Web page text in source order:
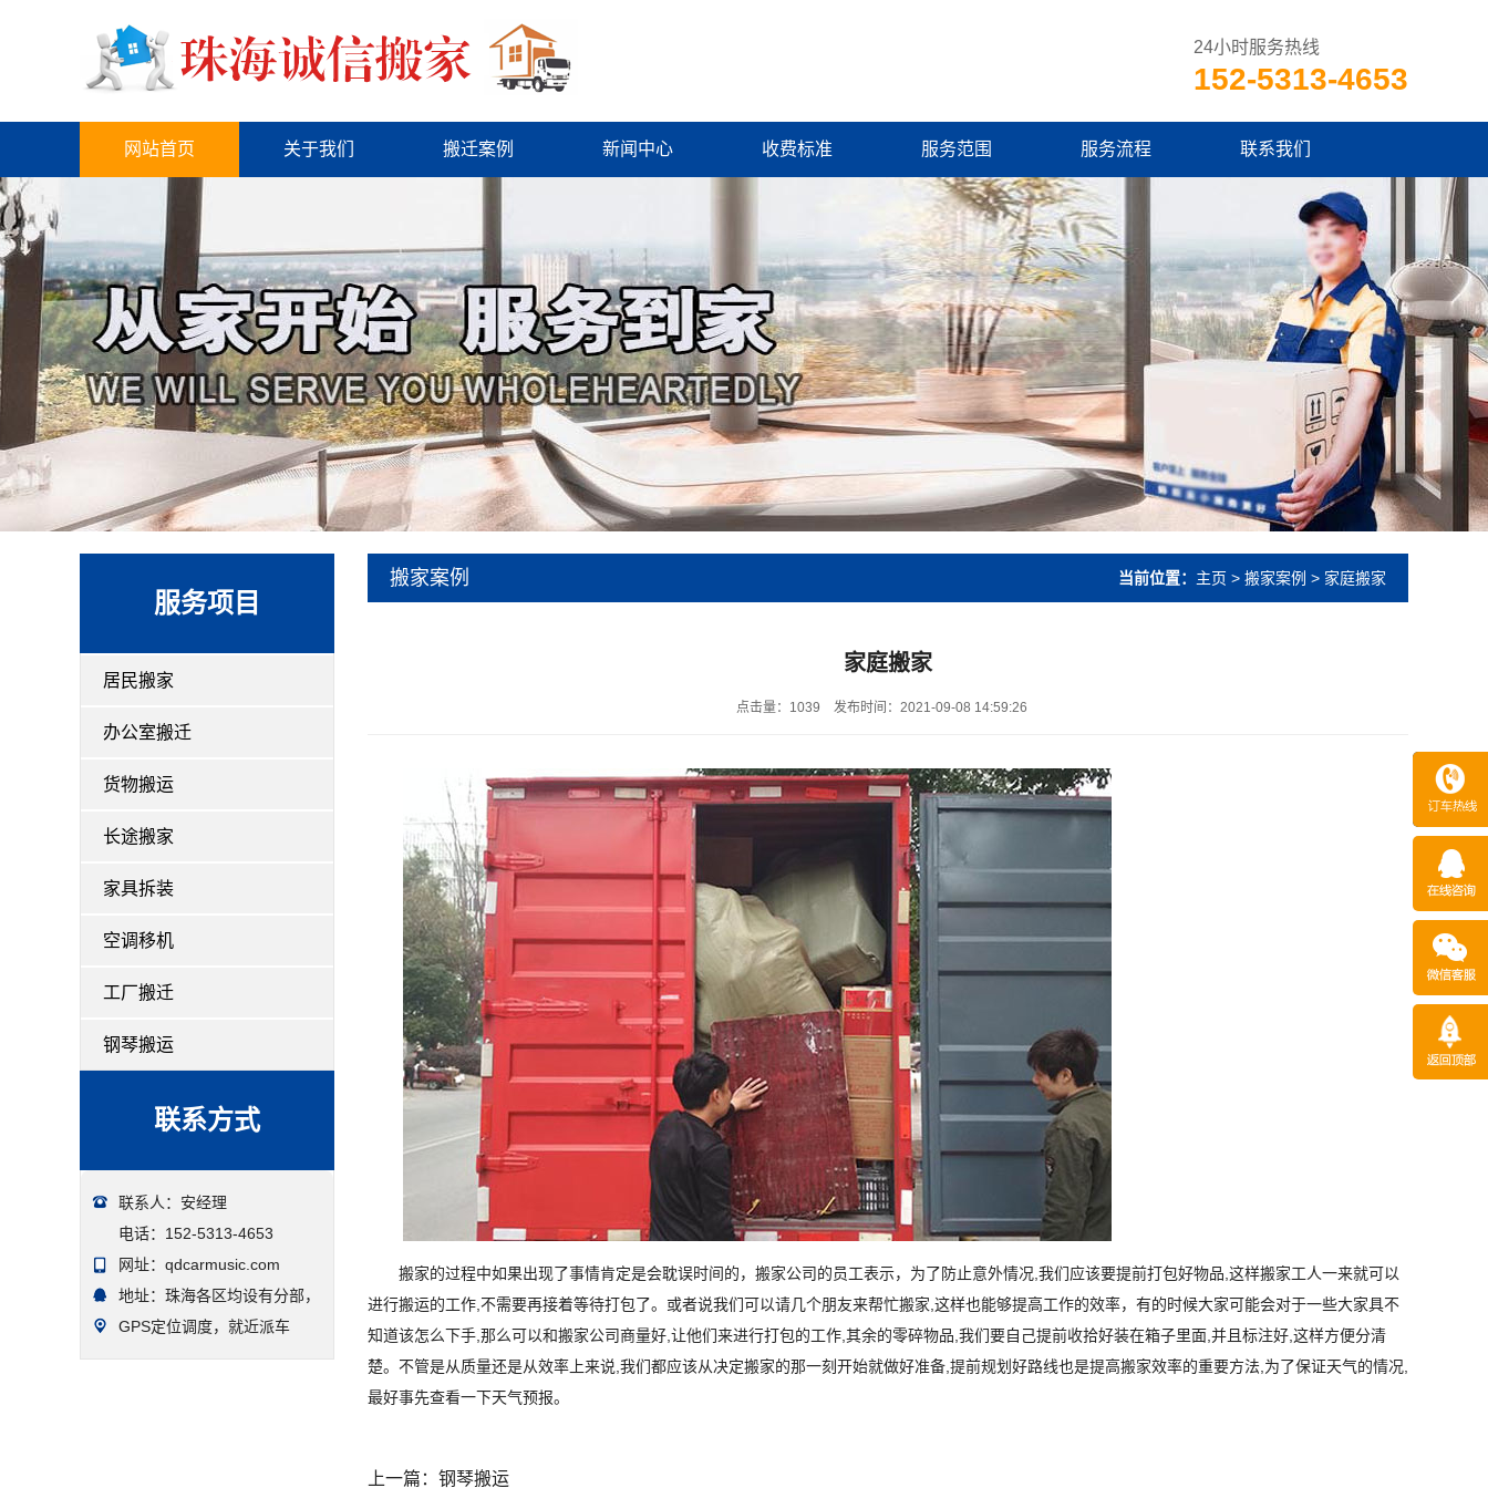
24小时服务热线
152-5313-4653
网站首页 关于我们 搬迁案例 新闻中心 收费标准 服务范围 服务流程 联系我们
服务项目
居民搬家
办公室搬迁
货物搬运
长途搬家
家具拆装
空调移机
工厂搬迁
钢琴搬运
联系方式
联系人：安经理
电话：152-5313-4653
网址：qdcarmusic.com
地址：珠海各区均设有分部，
GPS定位调度，就近派车
搬家案例 当前位置： 主页 > 搬家案例 > 家庭搬家
家庭搬家
点击量：1039 发布时间：2021-09-08 14:59:26
搬家的过程中如果出现了事情肯定是会耽误时间的，搬家公司的员工表示，为了防止意外情况,我们应该要提前打包好物品,这样搬家工人一来就可以
进行搬运的工作,不需要再接着等待打包了。或者说我们可以请几个朋友来帮忙搬家,这样也能够提高工作的效率，有的时候大家可能会对于一些大家具不
知道该怎么下手,那么可以和搬家公司商量好,让他们来进行打包的工作,其余的零碎物品,我们要自己提前收拾好装在箱子里面,并且标注好,这样方便分清
楚。不管是从质量还是从效率上来说,我们都应该从决定搬家的那一刻开始就做好准备,提前规划好路线也是提高搬家效率的重要方法,为了保证天气的情况,
最好事先查看一下天气预报。
上一篇： 钢琴搬运